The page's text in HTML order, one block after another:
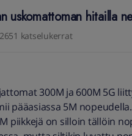
hitailla
2651 katselukerrat
300M ja 600M 5G
pääasiassa 5M
piikkejä on silloin tällöin